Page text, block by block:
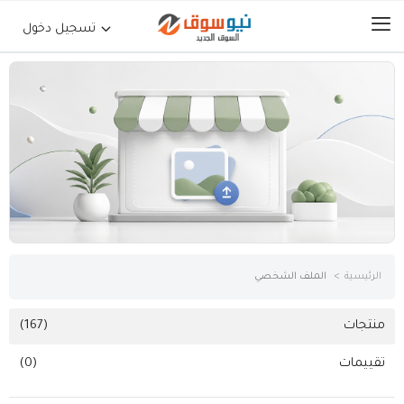
تسجيل دخول
الرئيسية
جوالات أجهزة لوحية
أثاث وديكورات
الرئيسية الملف الشخصي
منتجات (167)
تقييمات (0)